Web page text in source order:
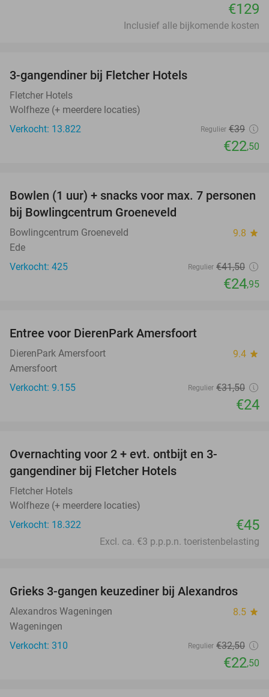
€129
Inclusief alle bijkomende kosten
3-gangendiner bij Fletcher Hotels
Fletcher Hotels
Wolfheze (+ meerdere locaties)
Verkocht: 13.822
Regulier €39
€22,50
40%
Bowlen (1 uur) + snacks voor max. 7 personen
bij Bowlingcentrum Groeneveld
Bowlingcentrum Groeneveld 9.8 star
Ede
Verkocht: 425
Regulier €41,50
€24,95
Entree voor DierenPark Amersfoort
DierenPark Amersfoort 9.4 star
Amersfoort
Verkocht: 9.155
Regulier €31,50
€24
Overnachting voor 2 + evt. ontbijt en 3-
gangendiner bij Fletcher Hotels
Fletcher Hotels
Wolfheze (+ meerdere locaties)
Verkocht: 18.322
€45
Excl. ca. €3 p.p.p.n. toeristenbelasting
31%
Grieks 3-gangen keuzediner bij Alexandros
Alexandros Wageningen 8.5 star
Wageningen
Verkocht: 310
Regulier €32,50
€22,50